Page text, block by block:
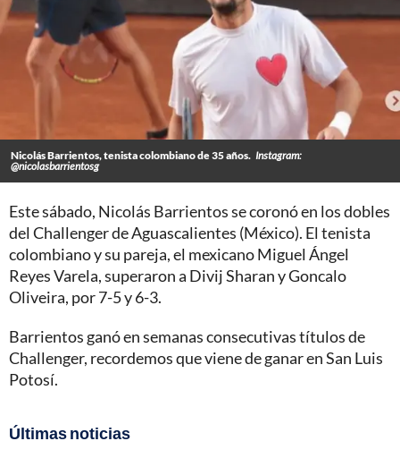
Nicolás Barrientos, tenista colombiano de 35 años. Instagram:
@nicolasbarrientosg
Este sábado, Nicolás Barrientos se coronó en los dobles
del Challenger de Aguascalientes (México). El tenista
colombiano y su pareja, el mexicano Miguel Ángel
Reyes Varela, superaron a Divij Sharan y Goncalo
Oliveira, por 7-5 y 6-3.
Barrientos ganó en semanas consecutivas títulos de
Challenger, recordemos que viene de ganar en San Luis
Potosí.
Últimas noticias